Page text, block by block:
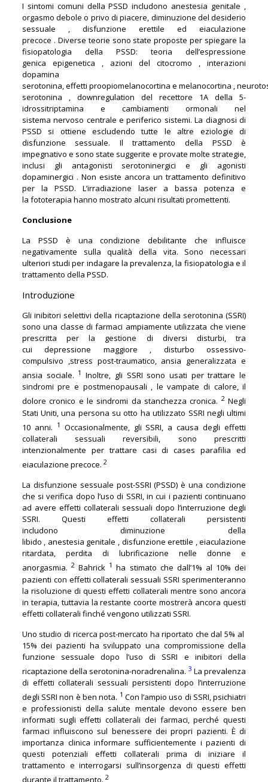
I sintomi comuni della PSSD includono anestesia genitale ,
orgasmo debole o privo di piacere, diminuzione del desiderio
sessuale , disfunzione erettile ed eiaculazione
precoce . Diverse teorie sono state proposte per spiegare la
fisiopatologia della PSSD: teoria dell’espressione
genica epigenetica , azioni del citocromo , interazioni
dopamina
serotonina, effetti proopiomelanocortina e melanocortina ,
serotonina , downregulation del recettore 1A della 5-
idrossitriptamina e cambiamenti ormonali nel
sistema nervoso centrale e periferico sistemi. La diagnosi di
PSSD si ottiene escludendo tutte le altre eziologie di
disfunzione sessuale. Il trattamento della PSSD è
impegnativo e sono state suggerite e provate molte strategie,
inclusi gli antagonisti serotoninergici e gli agonisti
dopaminergici . Non esiste ancora un trattamento definitivo
per la PSSD. L’irradiazione laser a bassa potenza e
la fototerapia hanno mostrato alcuni risultati promettenti.
Conclusione
La PSSD è una condizione debilitante che influisce
negativamente sulla qualità della vita. Sono necessari
ulteriori studi per indagare la prevalenza, la fisiopatologia e il
trattamento della PSSD.
Introduzione
Gli inibitori selettivi della ricaptazione della serotonina (SSRI)
sono una classe di farmaci ampiamente utilizzata che viene
prescritta per la gestione di diversi disturbi, tra
cui depressione maggiore , disturbo ossessivo-
compulsivo ,stress post-traumatico, ansia generalizzata e
ansia sociale. 1 Inoltre, gli SSRI sono usati per trattare le
sindromi pre e postmenopausali , le vampate di calore, il
dolore cronico e le sindromi da stanchezza cronica. 2Negli
Stati Uniti, una persona su otto ha utilizzato SSRI negli ultimi
10 anni. 1 Occasionalmente, gli SSRI, a causa degli effetti
collaterali sessuali reversibili, sono prescritti
intenzionalmente per trattare casi di cases parafilia ed
eiaculazione precoce. 2
La disfunzione sessuale post-SSRI (PSSD) è una condizione
che si verifica dopo l’uso di SSRI, in cui i pazienti continuano
ad avere effetti collaterali sessuali dopo l’interruzione degli
SSRI. Questi effetti collaterali persistenti
includono diminuzione della
libido , anestesia genitale , disfunzione erettile , eiaculazione
ritardata, perdita di lubrificazione nelle donne e
anorgasmia. 2Bahrick 1 ha stimato che dall’1% al 10% dei
pazienti con effetti collaterali sessuali SSRI sperimenteranno
la risoluzione di questi effetti collaterali mentre sono ancora
in terapia, tuttavia la restante coorte mostrerà ancora questi
effetti collaterali finché vengono utilizzati SSRI.
Uno studio di ricerca post-mercato ha riportato che dal 5% al ​​
15% dei pazienti ha sviluppato una compromissione della
funzione sessuale dopo l’uso di SSRI e inibitori della
ricaptazione della serotonina-noradrenalina. 3 La prevalenza
di effetti collaterali sessuali persistenti dopo l’interruzione
degli SSRI non è ben nota. 1 Con l’ampio uso di SSRI, psichiatri
e professionisti della salute mentale devono essere ben
informati sugli effetti collaterali dei farmaci, perché questi
farmaci influiscono sul benessere dei propri pazienti. È di
importanza clinica informare sufficientemente i pazienti di
questi potenziali effetti collaterali prima di iniziare il
trattamento e interrogarsi sull’insorgenza di questi effetti
2